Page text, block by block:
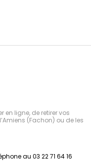
ligne, de retirer vos
(Fachon) ou de les
au 03 22 71 64 16